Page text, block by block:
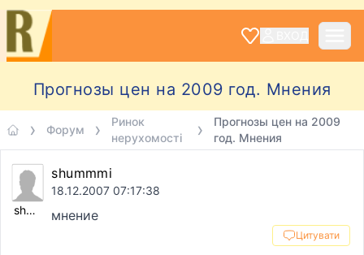
Прогнозы цен на 2009 год. Мнения
Форум
Ринок
нерухомості
Прогнозы цен на 2009
год. Мнения
shummmi
shummmi
18.12.2007 07:17:38
мнение
Цитувати